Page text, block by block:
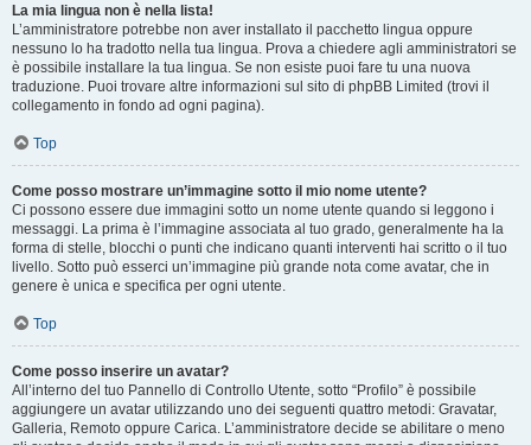
La mia lingua non è nella lista!
L’amministratore potrebbe non aver installato il pacchetto lingua oppure
nessuno lo ha tradotto nella tua lingua. Prova a chiedere agli amministratori se
è possibile installare la tua lingua. Se non esiste puoi fare tu una nuova
traduzione. Puoi trovare altre informazioni sul sito di phpBB Limited (trovi il
collegamento in fondo ad ogni pagina).
Top
Come posso mostrare un’immagine sotto il mio nome utente?
Ci possono essere due immagini sotto un nome utente quando si leggono i
messaggi. La prima è l’immagine associata al tuo grado, generalmente ha la
forma di stelle, blocchi o punti che indicano quanti interventi hai scritto o il tuo
livello. Sotto può esserci un’immagine più grande nota come avatar, che in
genere è unica e specifica per ogni utente.
Top
Come posso inserire un avatar?
All’interno del tuo Pannello di Controllo Utente, sotto “Profilo” è possibile
aggiungere un avatar utilizzando uno dei seguenti quattro metodi: Gravatar,
Galleria, Remoto oppure Carica. L’amministratore decide se abilitare o meno